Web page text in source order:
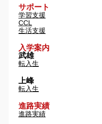
サポート
学習支援
CCL
生活支援
入学案内
武雄
転入生
上峰
転入生
進路実績
進路実績